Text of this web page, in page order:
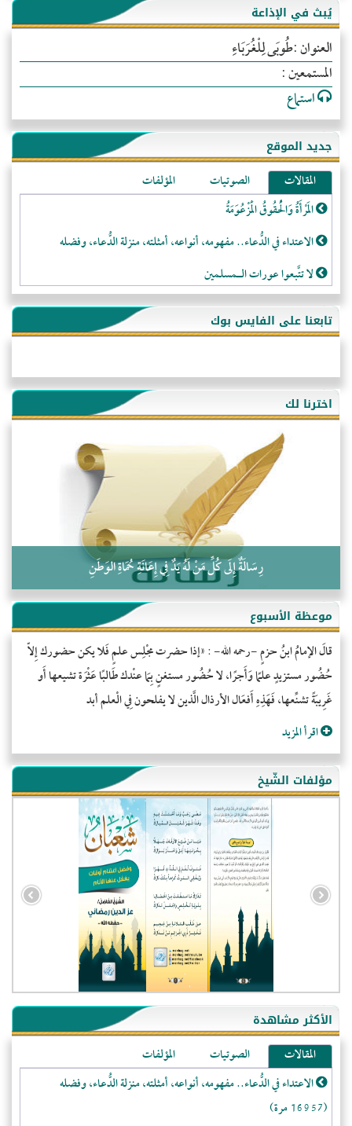
يُبث في الإذاعة
العنوان :طُوبَى لِلْغُرَبَاءِ
المستمعين :
استماع
جديد الموقع
المقالات الصوتيات
المؤلفات
المَرْأَةُ وَالْحُقُوقُ الْمَزْعُوَمَةُ
الاعتداء في الدُّعاء.. مفهومه، أنواعه، أمثلته، منزلة الدُّعاء، وفضله
لا تتَّبعوا عورات الـمسلمين
فقه النَّصيحة عند الصَّحابة الكرام رضي الله عنهم
لَا عِزَّةَ إِلَّا بِالإِسْلَامِ
هذه سبيلنا فماذا تنقمون؟!
أُسُـسُ بَـيْـتِ الـمُسْـلِمِ
التَّعْلِيمُ القُرْآنِي
كلمة إلى إخواني السلفيين في الجزائر
تابعنا على الفايس بوك
اخترنا لك
رِسَالَةٌ إِلَى كُلِّ مَنْ لَهُ يَدٌ فِي إِعَانَةِ حُمَاةِ الوَطَنِ
موعظة الأسبوع
قالَ الإمامُ ابنُ حزمٍ -رحمه الله- : «إذا حضرت مجْلِس علمٍ فَلا يكن حضورك إِلاّ
حُضُور مستزيدٍ علمًا وَأَجرًا، لا حُضُور مستغنٍ بِمَا عنْدك طَالبًا عَثْرَة تشيعها أَو
غَرِيبَةً تشنِّعها، فَهَذِهِ أَفعَال الأرذال الَّذين لا يفلحون فِي الْعلم أبد
اقرأ المزيد
مؤلفات الشّيخ
الأكثر مشاهدة
المقالات الصوتيات
المؤلفات
الاعتداء في الدُّعاء.. مفهومه، أنواعه، أمثلته، منزلة الدُّعاء، وفضله
(16957 مرة)
- الولايات المتحدة (71890)
- فيتنام (21391)
-غير معروف (20671)
- الصين (10577)
- كندا (10210)
- فرنسا (9056)